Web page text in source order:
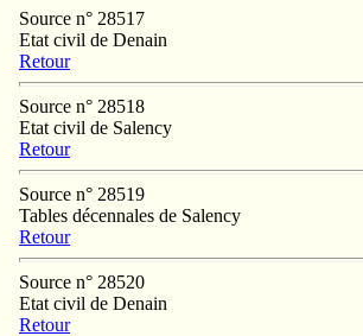
Source n° 28517
Etat civil de Denain
Retour
Source n° 28518
Etat civil de Salency
Retour
Source n° 28519
Tables décennales de Salency
Retour
Source n° 28520
Etat civil de Denain
Retour